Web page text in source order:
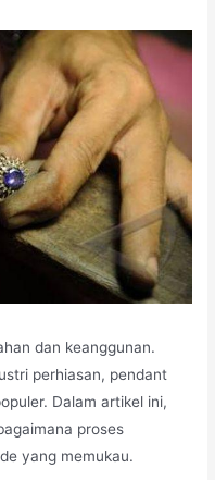
dan keanggunan.
perhiasan, pendant
Dalam artikel ini,
proses
yang memukau.